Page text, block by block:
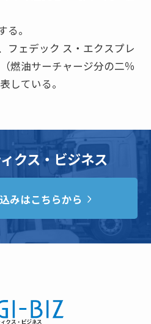
。
フェデック ス・エクスプレ
燃油サーチャージ分の二％
している。
クス・ビジネス
みはこちらから